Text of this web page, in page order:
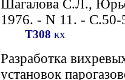
Шагалова С.Л.,
1976. - N 11. - C.50-
Т308 кх
Разработка
установок